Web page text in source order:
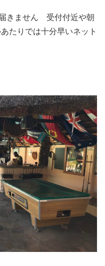
きません 受付付近や朝
たりでは十分早いネット